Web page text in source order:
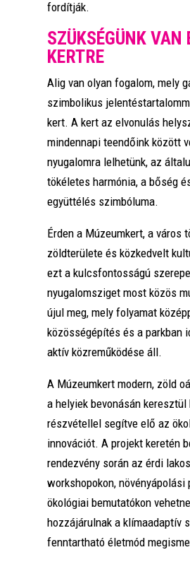
fordítják.
SZÜKSÉGÜNK VAN
KERTRE
Alig van olyan fogalom, mely
szimbolikus
kert. A kert az elvonulás
mindennapi teendőink között
nyugalomra lelhetünk, az
tökéletes harmónia, a bőség
együttélés szimbóluma.
Érden a Múzeumkert, a város
zöldterülete és közkedvelt
ezt a kulcsfontosságú
nyugalomsziget most közös
újul meg, mely folyamat
közösségépítés és a parkban
aktív közreműködése áll.
A Múzeumkert modern, zöld
a helyiek bevonásán
részvétellel segítve elő az
innovációt. A projekt keretén
rendezvény során az érdi
workshopokon, növényápolási
ökológiai bemutatókon
hozzájárulnak a klímaadaptív
fenntartható életmód